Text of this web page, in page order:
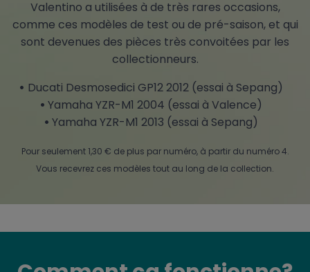
Valentino a utilisées à de très rares occasions,
comme ces modèles de test ou de pré-saison, et qui
sont devenues des pièces très convoitées par les
collectionneurs.
Ducati Desmosedici GP12 2012 (essai à Sepang)
Yamaha YZR-M1 2004 (essai à Valence)
Yamaha YZR-M1 2013 (essai à Sepang)
Pour seulement 1,30 € de plus par numéro, à partir du numéro 4.
Vous recevrez ces modèles tout au long de la collection.